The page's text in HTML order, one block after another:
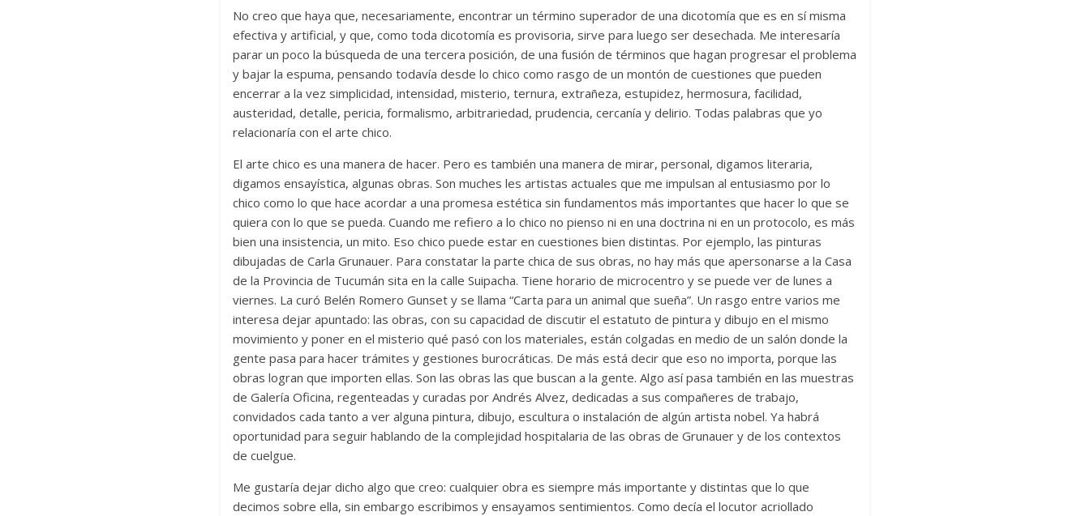
No creo que haya que, necesariamente, encontrar un término superador de una dicotomía que es en sí misma
efectiva y artificial, y que, como toda dicotomía es provisoria, sirve para luego ser desechada. Me interesaría
parar un poco la búsqueda de una tercera posición, de una fusión de términos que hagan progresar el problema
y bajar la espuma, pensando todavía desde lo chico como rasgo de un montón de cuestiones que pueden
encerrar a la vez simplicidad, intensidad, misterio, ternura, extrañeza, estupidez, hermosura, facilidad,
austeridad, detalle, pericia, formalismo, arbitrariedad, prudencia, cercanía y delirio. Todas palabras que yo
relacionaría con el arte chico.
El arte chico es una manera de hacer. Pero es también una manera de mirar, personal, digamos literaria,
digamos ensayística, algunas obras. Son muches les artistas actuales que me impulsan al entusiasmo por lo
chico como lo que hace acordar a una promesa estética sin fundamentos más importantes que hacer lo que se
quiera con lo que se pueda. Cuando me refiero a lo chico no pienso ni en una doctrina ni en un protocolo, es más
bien una insistencia, un mito. Eso chico puede estar en cuestiones bien distintas. Por ejemplo, las pinturas
dibujadas de Carla Grunauer. Para constatar la parte chica de sus obras, no hay más que apersonarse a la Casa
de la Provincia de Tucumán sita en la calle Suipacha. Tiene horario de microcentro y se puede ver de lunes a
viernes. La curó Belén Romero Gunset y se llama “Carta para un animal que sueña”. Un rasgo entre varios me
interesa dejar apuntado: las obras, con su capacidad de discutir el estatuto de pintura y dibujo en el mismo
movimiento y poner en el misterio qué pasó con los materiales, están colgadas en medio de un salón donde la
gente pasa para hacer trámites y gestiones burocráticas. De más está decir que eso no importa, porque las
obras logran que importen ellas. Son las obras las que buscan a la gente. Algo así pasa también en las muestras
de Galería Oficina, regenteadas y curadas por Andrés Alvez, dedicadas a sus compañeres de trabajo,
convidados cada tanto a ver alguna pintura, dibujo, escultura o instalación de algún artista nobel. Ya habrá
oportunidad para seguir hablando de la complejidad hospitalaria de las obras de Grunauer y de los contextos
de cuelgue.
Me gustaría dejar dicho algo que creo: cualquier obra es siempre más importante y distintas que lo que
decimos sobre ella, sin embargo escribimos y ensayamos sentimientos. Como decía el locutor acriollado